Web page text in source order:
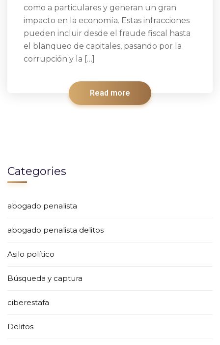
como a particulares y generan un gran
impacto en la economía. Estas infracciones
pueden incluir desde el fraude fiscal hasta
el blanqueo de capitales, pasando por la
corrupción y la […]
Read more
Categories
abogado penalista
abogado penalista delitos
Asilo político
Búsqueda y captura
ciberestafa
Delitos